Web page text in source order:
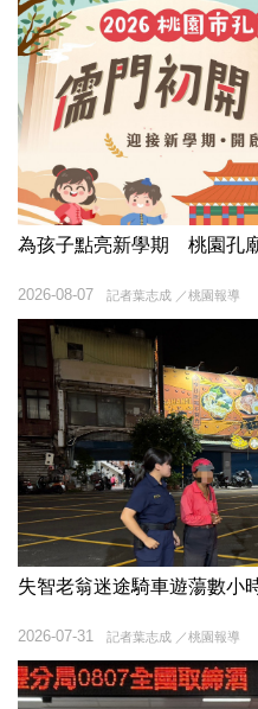
為孩子點亮新學期 桃園孔
記者葉志成 ／桃園報導
2026-08-07
失智老翁迷途騎車遊蕩數
記者葉志成 ／桃園報導
2026-07-31